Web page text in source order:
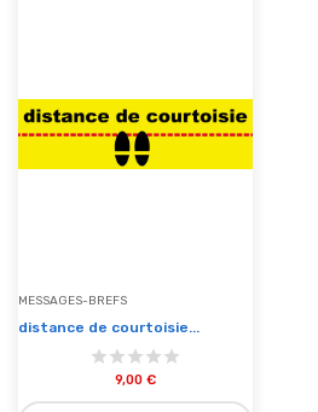
MESSAGES-BREFS
distance de courtoisie...
9,00 €